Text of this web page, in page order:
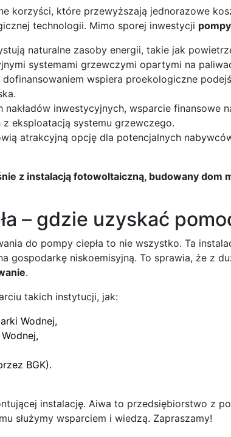
korzyści, które przewyższają jednorazowe
technologii. Mimo sporej inwestycji
naturalne zasoby energii, takie jak
systemami grzewczymi opartymi na
wspiera proekologiczne
inwestycyjnych, wsparcie finansowe
eksploatacją systemu grzewczego.
atrakcyjną opcję dla potencjalnych
z instalacją fotowoltaiczną, budowany dom
– gdzie uzyskać
do pompy ciepła to nie wszystko. Ta
gospodarkę niskoemisyjną. To sprawia, że z
.
takich instytucji, jak:
Wodnej,
BGK).
instalację. Aiwa to przedsiębiorstwo z
służymy wsparciem i wiedzą. Zapraszamy!